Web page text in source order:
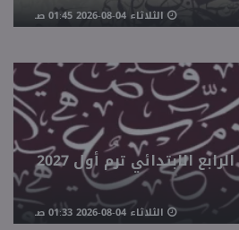
بوابة الطلبة
ملفات
منوعات
الثلاثاء 04-08-2026 01:45 صـ
مذكرة تعبير للصف الرابع الابتدائي ترم أول 2027
الثلاثاء 04-08-2026 01:33 صـ